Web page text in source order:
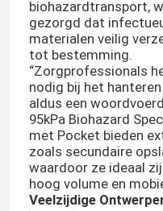
biohazardtransport,
gezorgd dat
materialen veilig
tot bestemming.
“Zorgprofessionals
nodig bij het
aldus een
95kPa Biohazard
met Pocket bieden
zoals secundaire
waardoor ze ideaal
hoog volume en
Veelzijdige